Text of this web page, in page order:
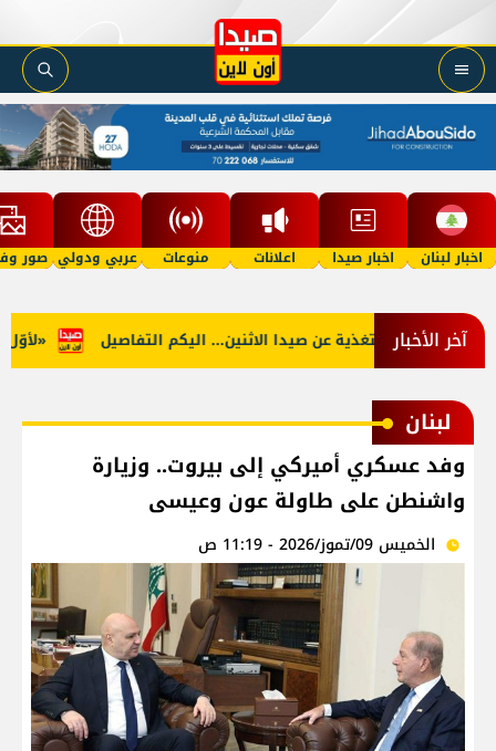
اخبار لبنان اخبار صيدا اعلانات منوعات عربي ودولي صور
آخر الأخبار «لأوّل توقف التغذية عن صيدا الاثنين... اليكم التفاصيل
لبنان
وفد عسكري أميركي إلى بيروت.. وزيارة
واشنطن على طاولة عون وعيسى
الخميس 09/تموز/2026 - 11:19 ص